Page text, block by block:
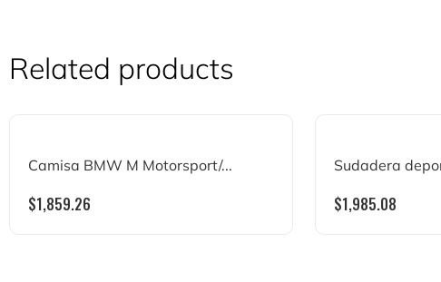
Related products
Camisa BMW M Motorsport/...
$1,859.26
Sudadera
$1,985.08